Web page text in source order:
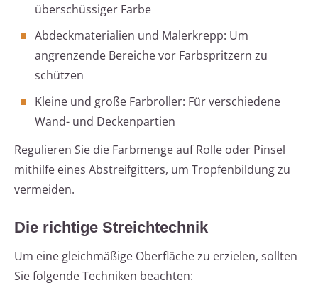
überschüssiger Farbe
Abdeckmaterialien und Malerkrepp: Um
angrenzende Bereiche vor Farbspritzern zu
schützen
Kleine und große Farbroller: Für verschiedene
Wand- und Deckenpartien
Regulieren Sie die Farbmenge auf Rolle oder Pinsel
mithilfe eines Abstreifgitters, um Tropfenbildung zu
vermeiden.
Die richtige Streichtechnik
Um eine gleichmäßige Oberfläche zu erzielen, sollten
Sie folgende Techniken beachten: